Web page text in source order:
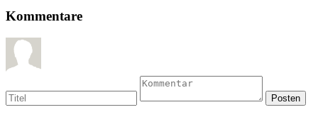
Kommentare